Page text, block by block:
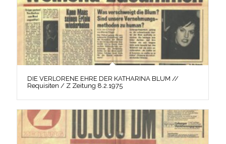
DIE VERLORENE EHRE DER KATHARINA BLUM //
Requisiten / Z Zeitung 8.2.1975